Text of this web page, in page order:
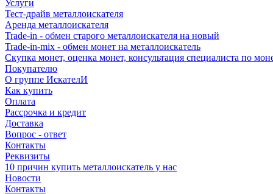
Услуги
Тест-драйв металлоискателя
Аренда металлоискателя
Trade-in - обмен старого металлоискателя на новый
Trade-in-mix - обмен монет на металлоискатель
Скупка монет, оценка монет, консультация специалиста по
Покупателю
О группе ИскателИ
Как купить
Оплата
Рассрочка и кредит
Доставка
Вопрос - ответ
Контакты
Реквизиты
10 причин купить металлоискатель у нас
Новости
Контакты